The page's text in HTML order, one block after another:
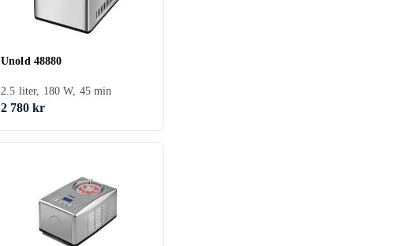
Unold 48880
2.5 liter, 180 W, 45 min
2 780 kr